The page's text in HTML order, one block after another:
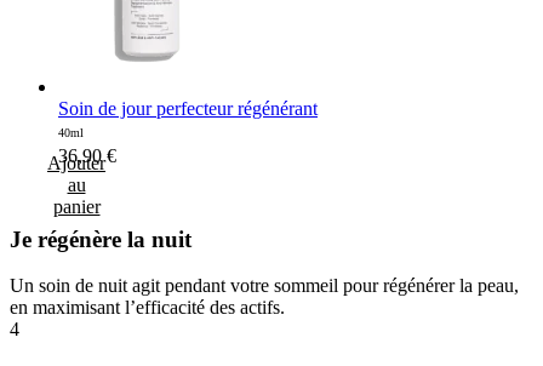
Soin de jour perfecteur régénérant
40ml
36,90€
Ajouter
au
panier
Je régénère la nuit
Un soin de nuit agit pendant votre sommeil pour régénérer la peau,
en maximisant l’efficacité des actifs.
4